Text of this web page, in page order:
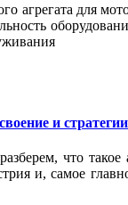
агрегата для
и
что такое
и, самое